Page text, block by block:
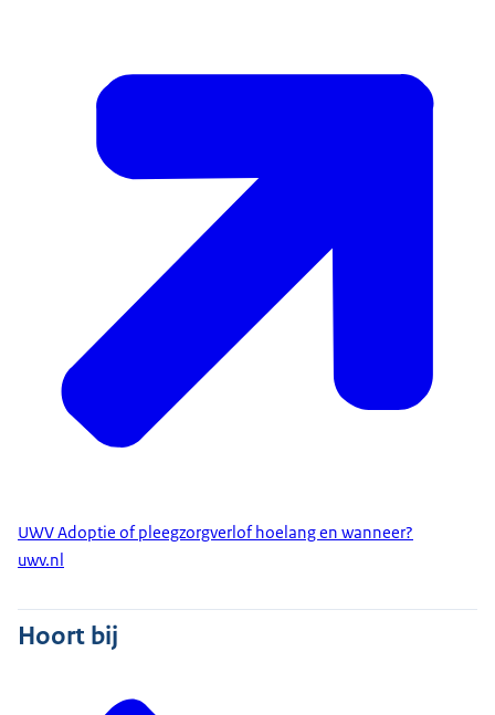
UWV Adoptie of pleegzorgverlof hoelang en wanneer?
uwv.nl
Hoort bij